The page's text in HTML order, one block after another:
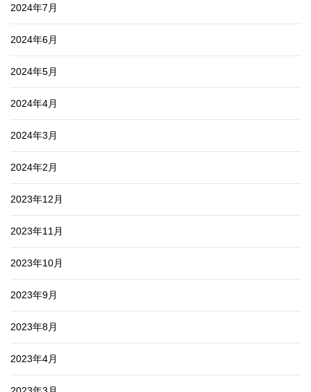
2024年7月
2024年6月
2024年5月
2024年4月
2024年3月
2024年2月
2023年12月
2023年11月
2023年10月
2023年9月
2023年8月
2023年4月